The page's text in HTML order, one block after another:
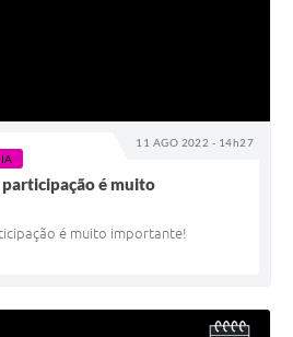
11 AGO 2022 - 14h27
participação é muito
é muito importante!